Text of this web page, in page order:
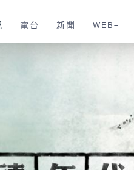
電台 新聞 WEB+